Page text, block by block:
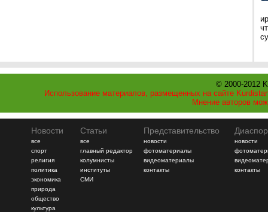
© 2000-2012
Использование материалов, размещенных на сайте
Мнение авторов
Новости
все
спорт
религия
политика
экономика
природа
общество
культура
Статьи
все
главный редактор
колумнисты
институты
СМИ
Представительство
новости
фотоматериалы
видеоматериалы
контакты
новости
контакты